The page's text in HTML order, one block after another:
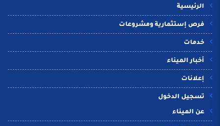
الرئيسية
فرص إستثمارية ومشروعات
خدمات
أخبار الميناء
إعلانات
تسجيل الدخول
عن الميناء